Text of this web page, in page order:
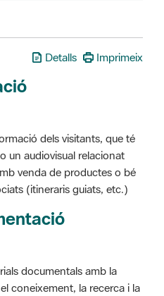
Detalls Imprimeix
dels visitants, que té
un audiovisual relacionat
venda de productes o bé
(itineraris guiats, etc.)
documentals amb la
coneixement, la recerca i la